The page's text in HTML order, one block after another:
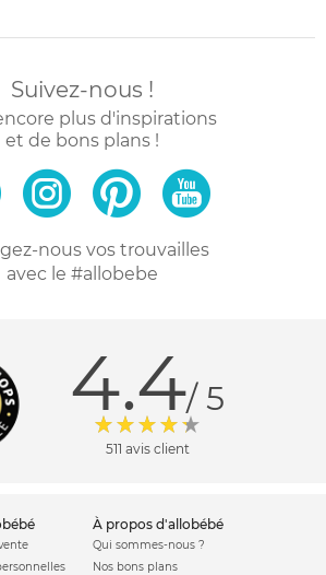
Suivez-nous !
plus d'inspirations
et de bons plans !
nous vos trouvailles
avec le #allobebe
4.4/ 5
511 avis client
à propos d'allobébé
Qui sommes-nous ?
Nos bons plans